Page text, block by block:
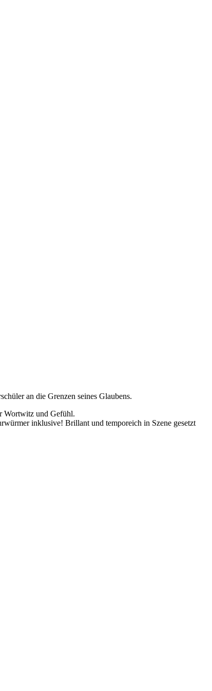
an die Grenzen seines Glaubens.
Wortwitz und Gefühl.
inklusive! Brillant und temporeich in Szene gesetzt